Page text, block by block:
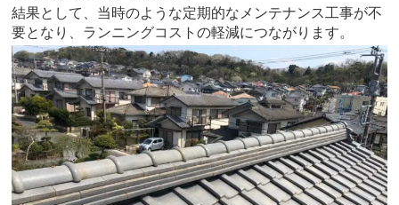
結果として、当時のような定期的なメンテナンス工事が不
要となり、ランニングコストの軽減につながります。